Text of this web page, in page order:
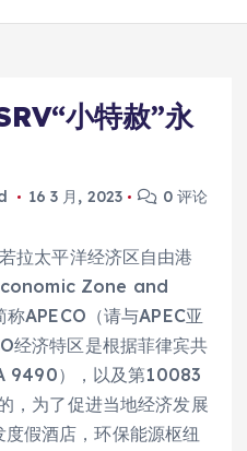
小特赦”永
16 3 月, 2023 0 评论
拉太平洋经济区自由港
Zone and
APECO（请与APEC亚
经济特区是根据菲律宾共
9490），以及第10083
，为了促进当地经济发展
假酒店，环保能源枢纽